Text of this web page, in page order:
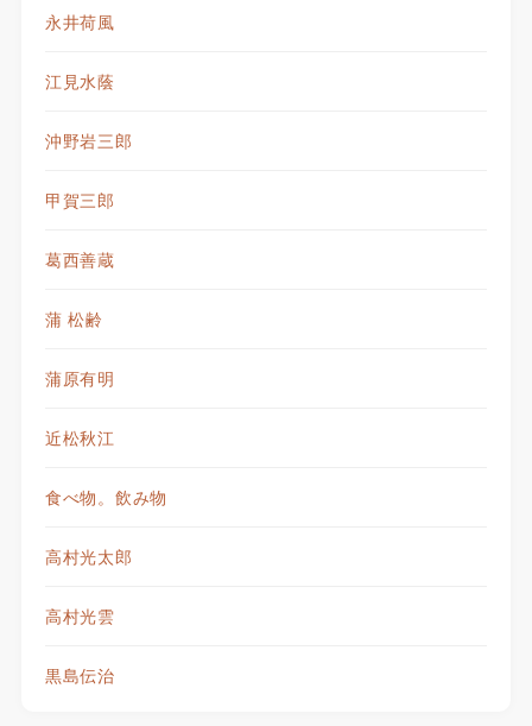
永井荷風
江見水蔭
沖野岩三郎
甲賀三郎
葛西善蔵
蒲 松齢
蒲原有明
近松秋江
食べ物。飲み物
高村光太郎
高村光雲
黒島伝治